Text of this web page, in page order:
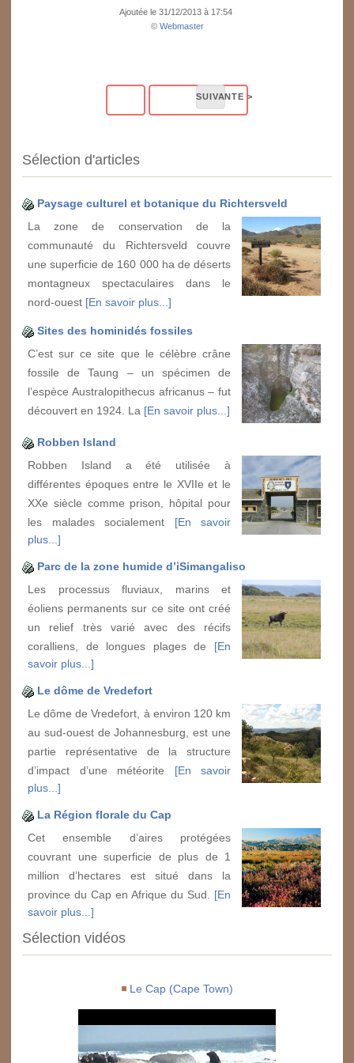
Ajoutée le 31/12/2013 à 17:54
© Webmaster
Sélection d'articles
Paysage culturel et botanique du Richtersveld
La zone de conservation de la
communauté du Richtersveld couvre
une superficie de 160 000 ha de déserts
montagneux spectaculaires dans le
nord-ouest [En savoir plus...]
Sites des hominidés fossiles
C’est sur ce site que le célèbre crâne
fossile de Taung – un spécimen de
l’espèce Australopithecus africanus – fut
découvert en 1924. La [En savoir plus...]
Robben Island
Robben Island a été utilisée à
différentes époques entre le XVIIe et le
XXe siècle comme prison, hôpital pour
les malades socialement [En savoir
plus...]
Parc de la zone humide d’iSimangaliso
Les processus fluviaux, marins et
éoliens permanents sur ce site ont créé
un relief très varié avec des récifs
coralliens, de longues plages de [En
savoir plus...]
Le dôme de Vredefort
Le dôme de Vredefort, à environ 120 km
au sud-ouest de Johannesburg, est une
partie représentative de la structure
d’impact d’une météorite [En savoir
plus...]
La Région florale du Cap
Cet ensemble d’aires protégées
couvrant une superficie de plus de 1
million d’hectares est situé dans la
province du Cap en Afrique du Sud. [En
savoir plus...]
Sélection vidéos
Le Cap (Cape Town)